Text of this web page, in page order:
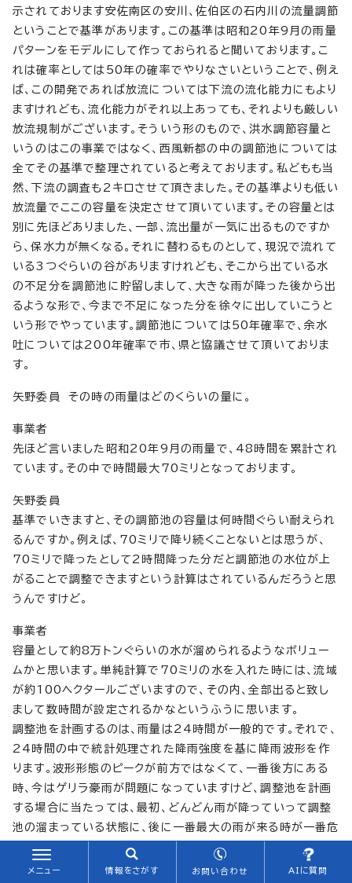
示されております安佐南区の安川、佐伯区の石内川の流量調節
ということで基準があります。この基準は昭和20年9月の雨量
パターンをモデルにして作っておられると聞いております。こ
れは確率としては50年の確率でやりなさいということで、例え
ば、この開発であれば放流については下流の流化能力にもより
ますけれども、流化能力がそれ以上あっても、それよりも厳しい
放流規制がございます。そういう形のもので、洪水調節容量と
いうのはこの事業ではなく、西風新都の中の調節池については
全てその基準で整理されていると考えております。私どもも当
然、下流の調査も2キロさせて頂きました。その基準よりも低い
放流量でここの容量を決定させて頂いています。その容量とは
別に先ほどありました、一部、流出量が一気に出るものですか
ら、保水力が無くなる。それに替わるものとして、現況で流れて
いる3つぐらいの谷がありますけれども、そこから出ている水
の不足分を調節池に貯留しまして、大きな雨が降った後から出
るような形で、今まで不足になった分を徐々に出していこうと
いう形でやっています。調節池については50年確率で、余水
吐については200年確率で市、県と協議させて頂いておりま
す。
矢野委員 その時の雨量はどのくらいの量に。
事業者
先ほど言いました昭和20年9月の雨量で、48時間を累計され
ています。その中で時間最大70ミリとなっております。
矢野委員
基準でいきますと、その調節池の容量は何時間ぐらい耐えられ
るんですか。例えば、70ミリで降り続くことないとは思うが、
70ミリで降ったとして2時間降った分だと調節池の水位が上
がることで調整できますという計算はされているんだろうと思
うんですけど。
事業者
容量として約8万トンぐらいの水が溜められるようなボリュー
ムかと思います。単純計算で70ミリの水を入れた時には、流域
が約100ヘクタールございますので、その内、全部出ると致し
まして数時間が設定されるかなというふうに思います。
調整池を計画するのは、雨量は24時間が一般的です。それで、
24時間の中で統計処理された降雨強度を基に降雨波形を作
ります。波形形態のピークが前方ではなくて、一番後方にある
時、今はゲリラ豪雨が問題になっていますけど、調整池を計画
する場合に当たっては、最初、どんどん雨が降っていって調整
池の溜まっている状態に、後に一番最大の雨が来る時が一番危
ないとされていますので後方集中という形の波形をもって計
画されます。ですから、どれだけのボリュームでどれだけの時
メニュー 情報をさがす お問い合わせ AIに質問